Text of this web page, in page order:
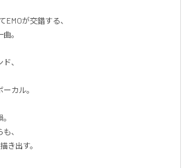
EMOが交錯する、
。
、
カル。
、
き出す。